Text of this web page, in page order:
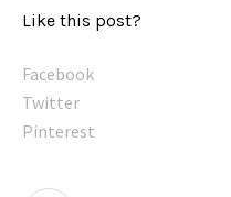
Like this post?
Facebook
Twitter
Pinterest